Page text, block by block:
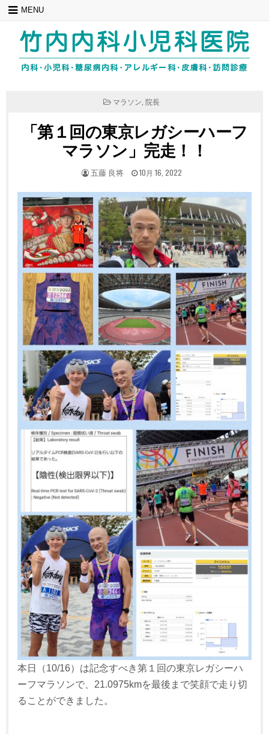
Skip
content
MENU
POSTED
マラソン, 院長
「第１回の東京レガシーハーフ
マラソン」完走！！
POSTED
五藤 良将
POSTED
10月 16, 2022
本日（10/16）は記念すべき第１回の東京レガシーハ
ーフマラソンで、21.0975kmを最後まで笑顔で走り切
ることができました。